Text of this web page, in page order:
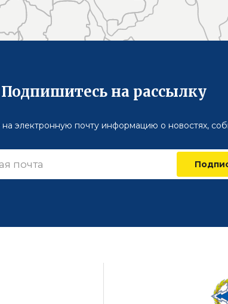
Подпишитесь на рассылку
электронную почту информацию о новостях,